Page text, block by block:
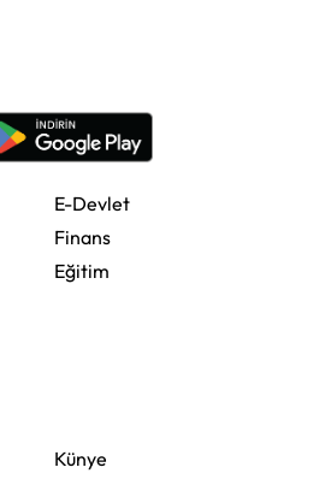
E-Devlet
Finans
Eğitim
Künye